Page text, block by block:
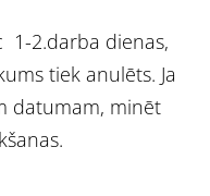
1-2.darba dienas,
tiek anulēts. Ja
datumam, minēt